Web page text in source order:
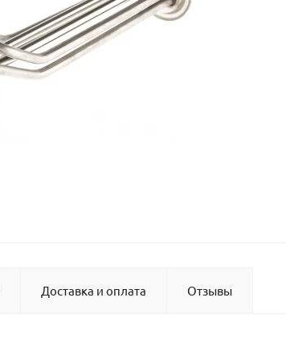
Доставка и оплата Отзывы